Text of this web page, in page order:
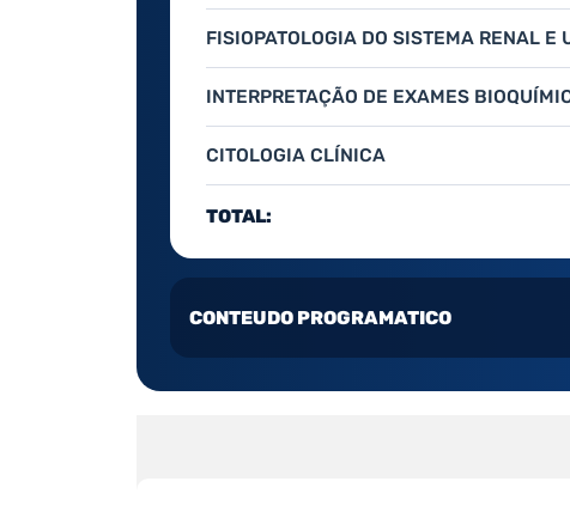
FISIOPATOLOGIA DO SISTEMA RENAL E
INTERPRETAÇÃO DE EXAMES
CITOLOGIA CLÍNICA
TOTAL:
CONTEUDO PROGRAMATICO